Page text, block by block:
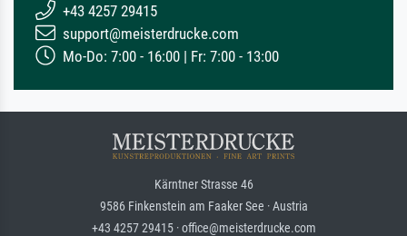
+43 4257 29415
support@meisterdrucke.com
Mo-Do: 7:00 - 16:00 | Fr: 7:00 - 13:00
Kärntner Strasse 46
9586 Finkenstein am Faaker See · Austria
+43 4257 29415 · office@meisterdrucke.com